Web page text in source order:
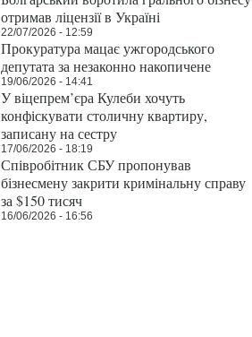
отримав ліцензії в Україні
22/07/2026 - 12:59
Прокуратура мацає ужгородського
депутата за незаконно накопичене
19/06/2026 - 14:41
У віцепрем’єра Кулеби хочуть
конфіскувати столичну квартиру,
записану на сестру
17/06/2026 - 18:19
Співробітник СБУ пропонував
бізнесмену закрити кримінальну справу
за $150 тисяч
16/06/2026 - 16:56